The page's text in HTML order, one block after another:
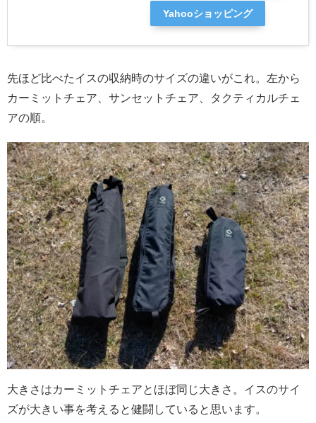
Yahooショッピング
先ほど比べたイスの収納時のサイズの違いがこれ。 左から
カーミットチェア、サンセットチェア、タクティカルチェ
アの順。
大きさはカーミットチェアとほぼ同じ大きさ。イスのサイ
ズが大きい事を考えると健闘していると思います。